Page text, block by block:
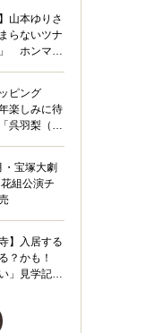
山本ゆりさ
らないツナ
」 ホンマに
ピング
楽しみに待
呉羽梨（幸
・宝塚大劇
組公演チ
】入居する
？かも！
」見学記